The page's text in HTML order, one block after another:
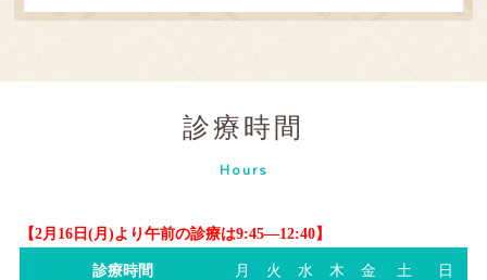
診療時間
Hours
【2月16日(月)より午前の診療は9:45―12:40】
診療時間 月 火 水 木 金 土 日